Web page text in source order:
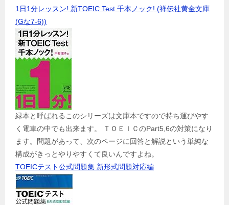
1日1分レッスン! 新TOEIC Test 千本ノック! (祥伝社黄金文庫
(Gな7-6))
緑本と呼ばれるこのシリーズは文庫本ですので持ち運びやす
く電車の中でも出来ます。 ＴＯＥＩＣのPart5,6の対策になり
ます。問題があって、次のページに回答と解説という単純な
構成がきっとやりやすくて良いんですよね。
TOEICテスト公式問題集 新形式問題対応編